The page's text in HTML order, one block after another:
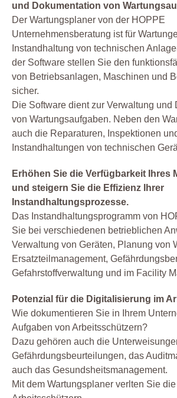
und Dokumentation von
Der Wartungsplaner von der HOPPE
Unternehmensberatung ist für
Instandhaltung von technischen
der Software stellen Sie den
von Betriebsanlagen, Maschinen und
sicher.
Die Software dient zur Verwaltung und
von Wartungsaufgaben. Neben den
auch die Reparaturen, Inspektionen
Instandhaltungen von technischen
Erhöhen Sie die Verfügbarkeit Ihres
und steigern Sie die Effizienz Ihrer
Instandhaltungsprozesse.
Das Instandhaltungsprogramm von
Sie bei verschiedenen betrieblichen
Verwaltung von Geräten, Planung von
Ersatzteilmanagement,
Gefahrstoffverwaltung und im Facility
Potenzial für die Digitalisierung im
Wie dokumentieren Sie in Ihrem
Aufgaben von Arbeitsschützern?
Dazu gehören auch die
Gefährdungsbeurteilungen, das
auch das Gesundsheitsmanagement.
Mit dem Wartungsplaner verlten Sie